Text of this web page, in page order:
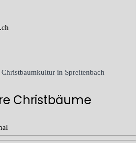
in Spreitenbach
Christbäume